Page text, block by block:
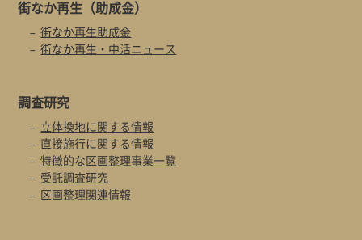
街なか再生 （助成金）
街なか再生助成金
街なか再生・中活ニュース
調査研究
立体換地に関する情報
直接施行に関する情報
特徴的な区画整理事業一覧
受託調査研究
区画整理関連情報